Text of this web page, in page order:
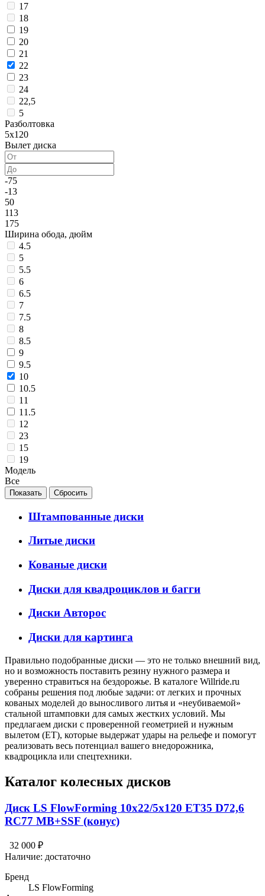
17
18
19
20
21
22
23
24
22,5
5
Разболтовка
5x120
Вылет диска
-75
-13
50
113
175
Ширина обода, дюйм
4.5
5
5.5
6
6.5
7
7.5
8
8.5
9
9.5
10
10.5
11
11.5
12
23
15
19
Модель
Все
Штампованные диски
Литые диски
Кованые диски
Диски для квадроциклов и багги
Диски Авторос
Диски для картинга
Правильно подобранные диски — это не только внешний вид,
но и возможность поставить резину нужного размера и
уверенно стравиться на бездорожье. В каталоге Willride.ru
собраны решения под любые задачи: от легких и прочных
кованых моделей до выносливого литья и «неубиваемой»
стальной штамповки для самых жестких условий. Мы
предлагаем диски с проверенной геометрией и нужным
вылетом (ET), которые выдержат удары на рельефе и помогут
реализовать весь потенциал вашего внедорожника,
квадроцикла или спецтехники.
Каталог колесных дисков
Диск LS FlowForming 10x22/5x120 ET35 D72,6
RC77 MB+SSF (конус)
32 000 ₽
Наличие: достаточно
Бренд
LS FlowForming